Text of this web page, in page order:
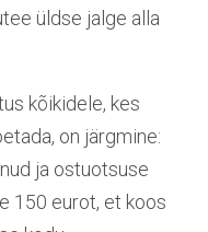
üldse jalge alla
kõikidele, kes
on järgmine:
ja ostuotsuse
150 eurot, et koos